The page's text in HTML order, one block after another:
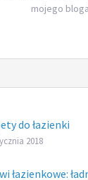
mojego
do łazienki
2018
łazienkowe: